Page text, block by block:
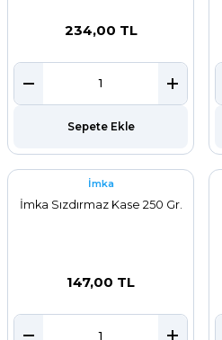
234,00 TL
Sepete Ekle
İmka
İmka Sızdırmaz Kase 250 Gr.
147,00 TL